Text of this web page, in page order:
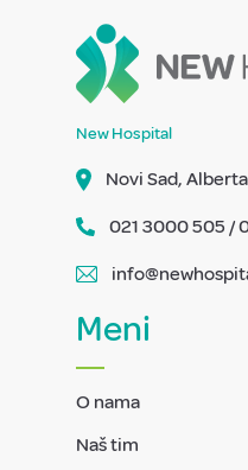
New Hospital
Novi Sad,
021 3000 505 /
Meni
O nama
Naš tim